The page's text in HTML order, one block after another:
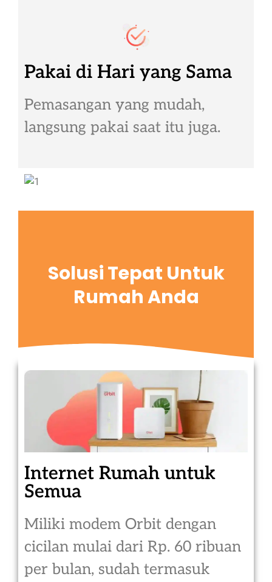
Pakai di Hari yang Sama
Pemasangan yang mudah,
langsung pakai saat itu juga.
Solusi Tepat Untuk
Rumah Anda
Internet Rumah untuk
Semua
Miliki modem Orbit dengan
cicilan mulai dari Rp. 60 ribuan
per bulan, sudah termasuk